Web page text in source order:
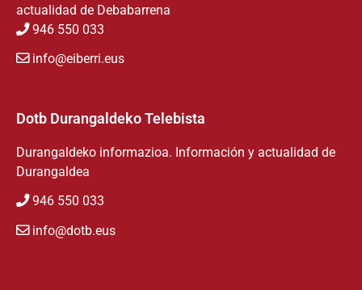
actualidad de Debabarrena
946 550 033
info@eiberri.eus
Dotb Durangaldeko Telebista
Durangaldeko informazioa. Información y actualidad de
Durangaldea
946 550 033
info@dotb.eus